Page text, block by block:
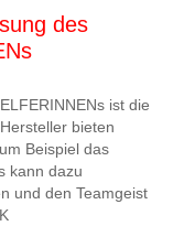
des
ist die
bieten
Beispiel das
kann dazu
und den Teamgeist